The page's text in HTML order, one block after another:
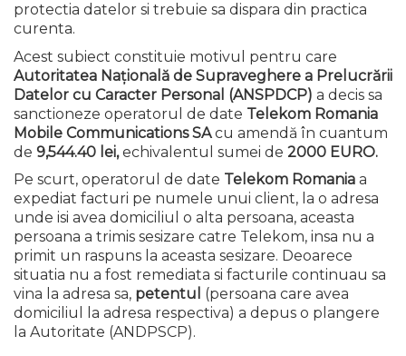
protectia datelor si trebuie sa dispara din practica
curenta.
Acest subiect constituie motivul pentru care
Autoritatea Naţională de Supraveghere a Prelucrării
Datelor cu Caracter Personal (ANSPDCP) a decis sa
sanctioneze operatorul de date Telekom Romania
Mobile Communications SAcu amendă în cuantum
de 9,544.40 lei,echivalentul sumei de 2000 EURO.
Pe scurt, operatorul de date Telekom Romania a
expediat facturi pe numele unui client, la o adresa
unde isi avea domiciliul o alta persoana, aceasta
persoana a trimis sesizare catre Telekom, insa nu a
primit un raspuns la aceasta sesizare. Deoarece
situatia nu a fost remediata si facturile continuau sa
vina la adresa sa, petentul (persoana care avea
domiciliul la adresa respectiva) a depus o plangere
la Autoritate (ANDPSCP).